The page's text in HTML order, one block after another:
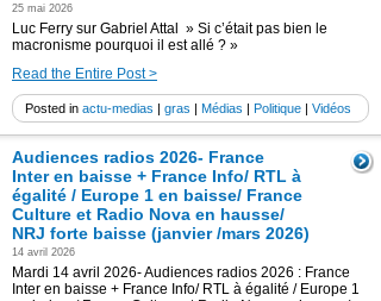
25 mai 2026
Luc Ferry sur Gabriel Attal » Si c’était pas bien le
macronisme pourquoi il est allé ? »
Read the Entire Post >
Posted in actu-medias | gras | Médias | Politique | Vidéos
Audiences radios 2026- France
Inter en baisse + France Info/ RTL à
égalité / Europe 1 en baisse/ France
Culture et Radio Nova en hausse/
NRJ forte baisse (janvier /mars 2026)
14 avril 2026
Mardi 14 avril 2026- Audiences radios 2026 : France
Inter en baisse + France Info/ RTL à égalité / Europe 1